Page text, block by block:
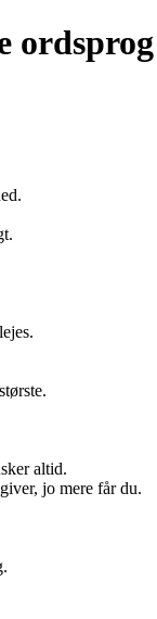
ordsprog
altid.
jo mere får du.